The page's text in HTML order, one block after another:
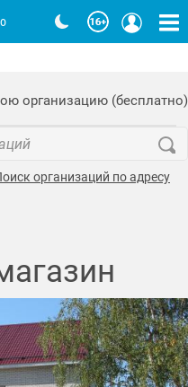
организацию (бесплатно)
организаций по адресу